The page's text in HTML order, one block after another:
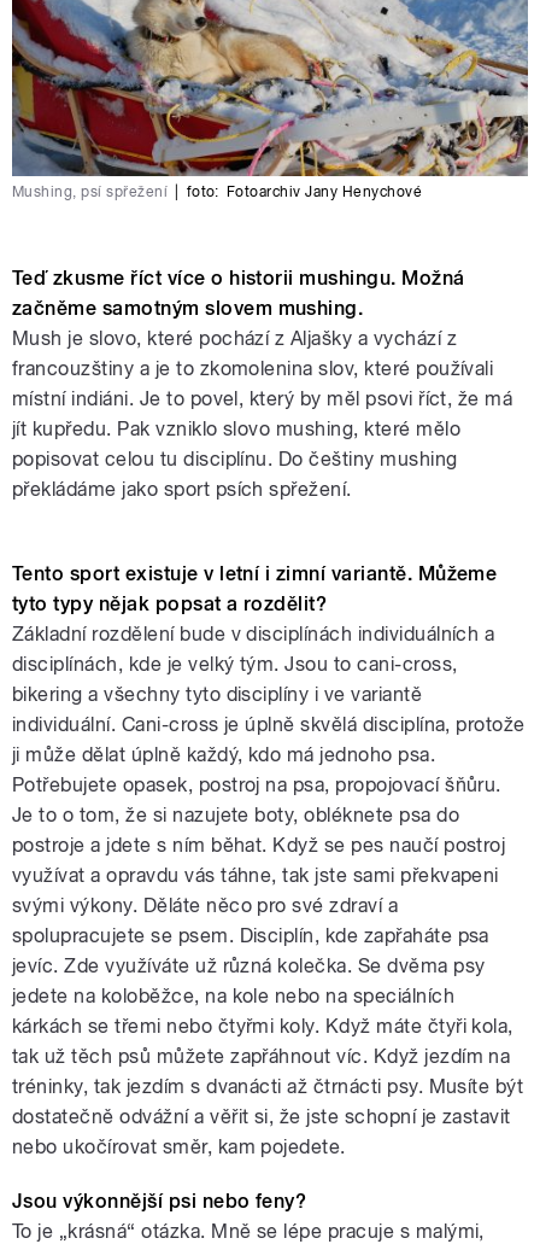
Mushing, psí spřežení foto: Fotoarchiv Jany Henychové
Teď zkusme říct více o historii mushingu. Možná
začněme samotným slovem mushing.
Mush je slovo, které pochází z Aljašky a vychází z
francouzštiny a je to zkomolenina slov, které používali
místní indiáni. Je to povel, který by měl psovi říct, že má
jít kupředu. Pak vzniklo slovo mushing, které mělo
popisovat celou tu disciplínu. Do češtiny mushing
překládáme jako sport psích spřežení.
Tento sport existuje v letní i zimní variantě. Můžeme
tyto typy nějak popsat a rozdělit?
Základní rozdělení bude v disciplínách individuálních a
disciplínách, kde je velký tým. Jsou to cani-cross,
bikering a všechny tyto disciplíny i ve variantě
individuální. Cani-cross je úplně skvělá disciplína, protože
ji může dělat úplně každý, kdo má jednoho psa.
Potřebujete opasek, postroj na psa, propojovací šňůru.
Je to o tom, že si nazujete boty, obléknete psa do
postroje a jdete s ním běhat. Když se pes naučí postroj
využívat a opravdu vás táhne, tak jste sami překvapeni
svými výkony. Děláte něco pro své zdraví a
spolupracujete se psem. Disciplín, kde zapřaháte psa
jevíc. Zde využíváte už různá kolečka. Se dvěma psy
jedete na koloběžce, na kole nebo na speciálních
kárkách se třemi nebo čtyřmi koly. Když máte čtyři kola,
tak už těch psů můžete zapřáhnout víc. Když jezdím na
tréninky, tak jezdím s dvanácti až čtrnácti psy. Musíte být
dostatečně odvážní a věřit si, že jste schopní je zastavit
nebo ukočírovat směr, kam pojedete.
Jsou výkonnější psi nebo feny?
To je „krásná“ otázka. Mně se lépe pracuje s malými,